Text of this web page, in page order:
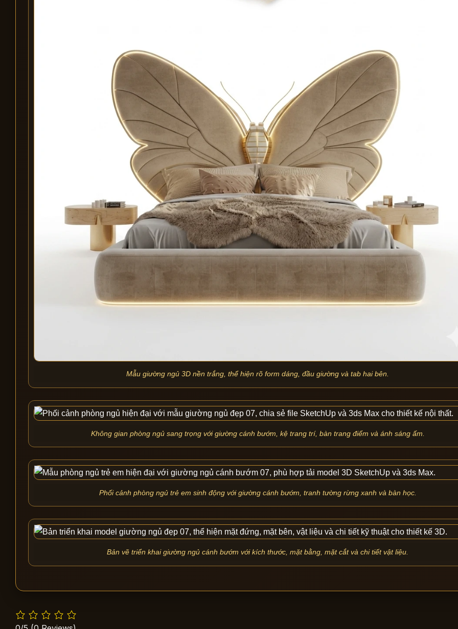
Mẫu giường ngủ 3D nền trắng, thể hiện rõ form dáng, đầu giường và tab hai bên.
Không gian phòng ngủ sang trọng với giường cánh bướm, kệ trang trí, bàn trang điểm và ánh sáng ấm.
Phối cảnh phòng ngủ trẻ em sinh động với giường cánh bướm, tranh tường rừng xanh và bàn học.
Bản vẽ triển khai giường ngủ cánh bướm với kích thước, mặt bằng, mặt cắt và chi tiết vật liệu.